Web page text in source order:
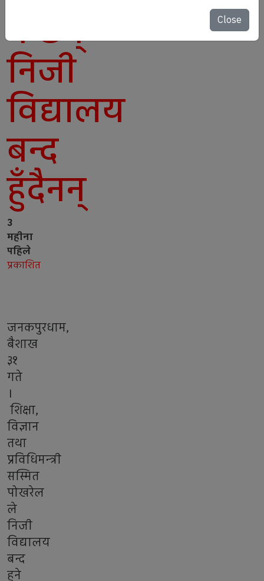
Close
भन्छन्–
निजी
विद्यालय
बन्द
हुँदैनन्
3
महीना
पहिले
प्रकाशित
जनकपुरधाम,
बैशाख
३१
गते
।
शिक्षा,
विज्ञान
तथा
प्रविधिमन्त्री
सस्मित
पोखरेल
ले
निजी
विद्यालय
बन्द
हुने